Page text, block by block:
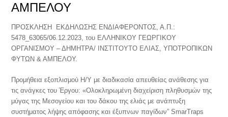
ΑΜΠΕΛΟΥ
ΠΡΟΣΚΛΗΣΗ ΕΚΔΗΛΩΣΗΣ ΕΝΔΙΑΦΕΡΟΝΤΟΣ, Α.Π.:
5478_63065/06.12.2023, του ΕΛΛΗΝΙΚΟΥ ΓΕΩΡΓΙΚΟΥ
ΟΡΓΑΝΙΣΜΟΥ – ΔΗΜΗΤΡΑ/ ΙΝΣΤΙΤΟΥΤΟ ΕΛΙΑΣ, ΥΠΟΤΡΟΠΙΚΩΝ
ΦΥΤΩΝ & ΑΜΠΕΛΟΥ.
Προμήθεια εξοπλισμού Η/Υ με διαδικασία απευθείας ανάθεσης για
τις ανάγκες του Έργου: «Ολοκληρωμένη διαχείριση πληθυσμών της
μύγας της Μεσογείου και του δάκου της ελιάς με ανάπτυξη
συστήματος λήψης απόφασης και έξυπνων παγίδων” SmarTraps